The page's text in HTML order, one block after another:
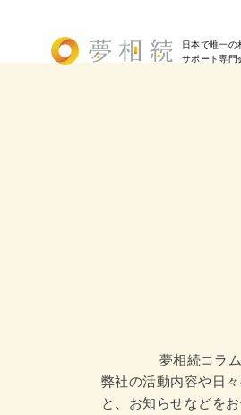
日本で唯一の
サポート専門
夢相続コラム
弊社の活動内容や日
と、お知らせなどを